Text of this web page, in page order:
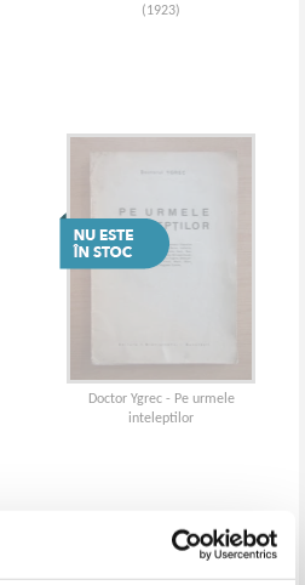
(1923)
Doctor Ygrec - Pe urmele
inteleptilor